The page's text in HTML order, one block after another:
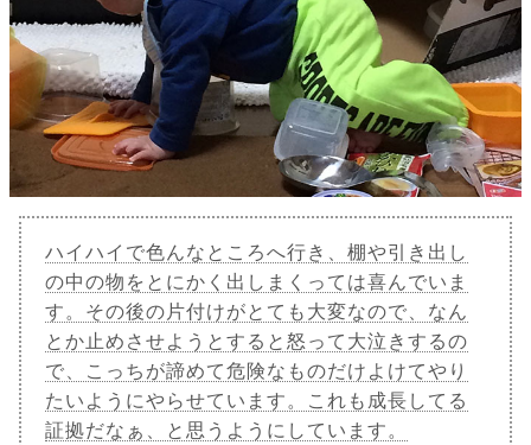
ハイハイで色んなところへ行き、棚や引き出し
の中の物をとにかく出しまくっては喜んでいま
す。その後の片付けがとても大変なので、なん
とか止めさせようとすると怒って大泣きするの
で、こっちが諦めて危険なものだけよけてやり
たいようにやらせています。これも成長してる
証拠だなぁ、と思うようにしています。